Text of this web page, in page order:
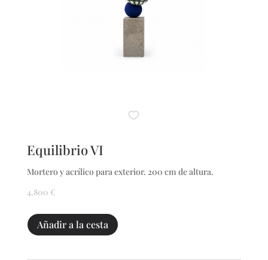
Equilibrio VI
Mortero y acrílico para exterior. 200 cm de altura.
4.800 €
Equilibrio
VI
Añadir a la cesta